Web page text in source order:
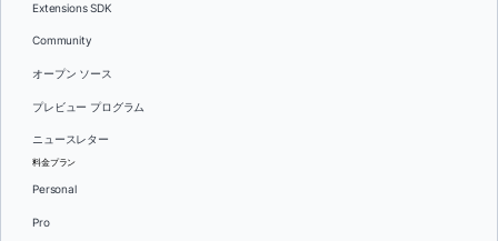
Extensions SDK
Community
オープン ソース
プレビュー プログラム
ニュースレター
料金プラン
Personal
Pro